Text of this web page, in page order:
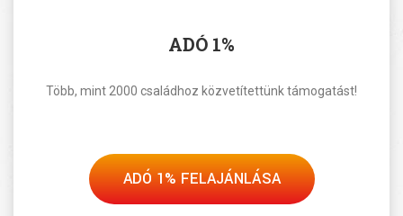
ADÓ 1%
Több, mint 2000 családhoz közvetítettünk támogatást!
ADÓ 1% FELAJÁNLÁSA